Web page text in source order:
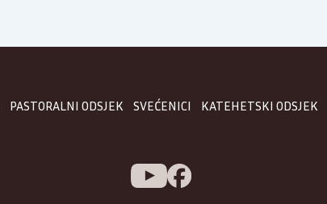
PASTORALNI ODSJEK SVEĆENICI KATEHETSKI ODSJEK